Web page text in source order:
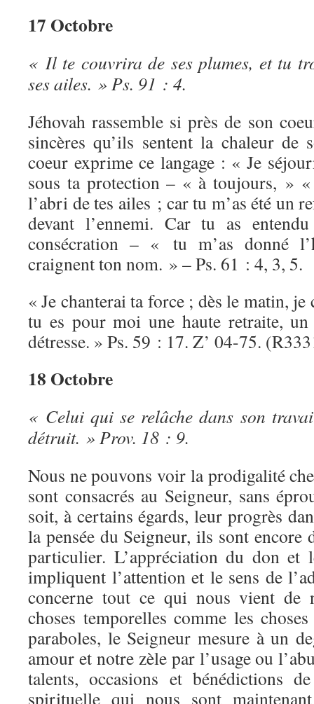
17 Octobre
« Il te couvrira de ses plumes, et tu
ses ailes. » Ps. 91 : 4.
Jéhovah rassemble si près de son
sincères qu’ils sentent la chaleur de
coeur exprime ce langage : « Je
sous ta protection – « à toujours, »
l’abri de tes ailes ; car tu m’as été un
devant l’ennemi. Car tu as
consécration – « tu m’as donné
craignent ton nom. » – Ps. 61 : 4, 3, 5.
« Je chanterai ta force ; dès le matin,
tu es pour moi une haute retraite,
détresse. » Ps. 59 : 17. Z’ 04-75.
18 Octobre
« Celui qui se relâche dans son
détruit. » Prov. 18 : 9.
Nous ne pouvons voir la prodigalité
sont consacrés au Seigneur, sans
soit, à certains égards, leur progrès
la pensée du Seigneur, ils sont encore
particulier. L’appréciation du don et
impliquent l’attention et le sens de
concerne tout ce qui nous vient de
choses temporelles comme les
paraboles, le Seigneur mesure à un
amour et notre zèle par l’usage ou
talents, occasions et bénédictions
spirituelle qui nous sont